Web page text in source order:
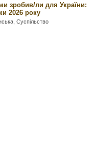
зробив/ли для України:
2026 року
,Суспільство